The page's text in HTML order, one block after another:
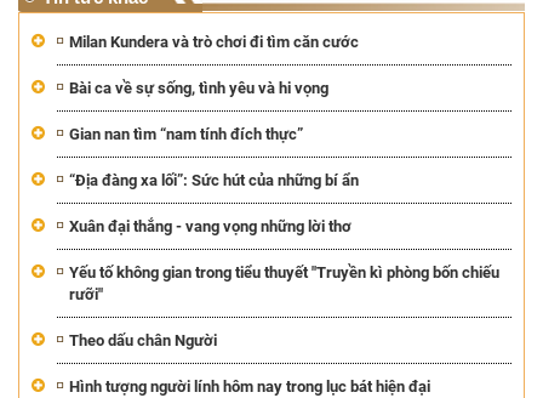
Milan Kundera và trò chơi đi tìm căn cước
Bài ca về sự sống, tình yêu và hi vọng
Gian nan tìm “nam tính đích thực”
“Địa đàng xa lối”: Sức hút của những bí ẩn
Xuân đại thắng - vang vọng những lời thơ
Yếu tố không gian trong tiểu thuyết "Truyền kì phòng bốn chiếu
rưỡi"
Theo dấu chân Người
Hình tượng người lính hôm nay trong lục bát hiện đại